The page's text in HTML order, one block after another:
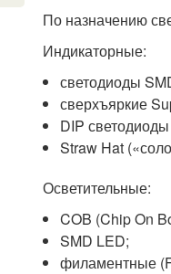
По назначению
Индикаторные:
светодиоды
сверхъяркие
DIP
Straw Hat
Осветительные:
COB (Chip On
SMD LED;
филаментные